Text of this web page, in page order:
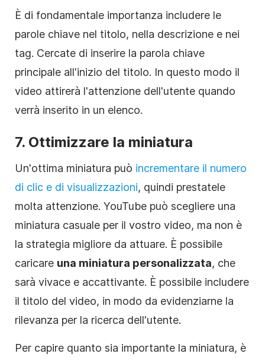
È di fondamentale importanza includere le
parole chiave nel titolo, nella descrizione e nei
tag. Cercate di inserire la parola chiave
principale all'inizio del titolo. In questo modo il
video attirerà l'attenzione dell'utente quando
verrà inserito in un elenco.
7. Ottimizzare la miniatura
Un'ottima miniatura può incrementare il numero
di clic e di visualizzazioni, quindi prestatele
molta attenzione. YouTube può scegliere una
miniatura casuale per il vostro video, ma non è
la strategia migliore da attuare. È possibile
caricare una miniatura personalizzata, che
sarà vivace e accattivante. È possibile includere
il titolo del video, in modo da evidenziarne la
rilevanza per la ricerca dell'utente.
Per capire quanto sia importante la miniatura, è